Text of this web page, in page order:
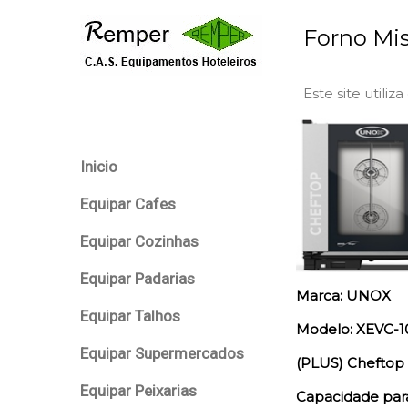
Inicio
Equipar Cafes
Equipar Cozinhas
Equipar Padarias
Equipar Talhos
Equipar Supermercados
Equipar Peixarias
Forno
Este site
Marca: UNOX
Modelo: XEVC-
(PLUS) Cheftop
Capacidade